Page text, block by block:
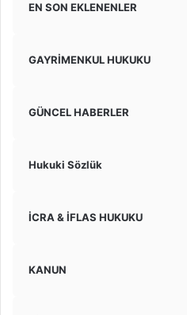
EN SON EKLENENLER
GAYRİMENKUL HUKUKU
GÜNCEL HABERLER
Hukuki Sözlük
İCRA & İFLAS HUKUKU
KANUN